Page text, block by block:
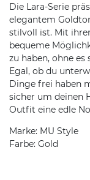
Die Lara-Serie
elegantem
stilvoll ist. Mit
bequeme
zu haben, ohne
Egal, ob du
Dinge frei haben
sicher um deinen
Outfit eine edle
Marke: MU Style
Farbe: Gold